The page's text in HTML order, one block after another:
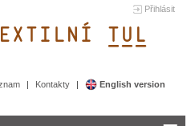
Přihlásit
TUL&
Kontakty English version